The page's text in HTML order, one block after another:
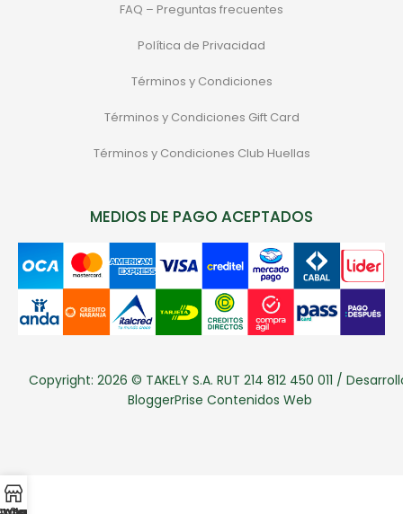
FAQ – Preguntas frecuentes
Política de Privacidad
Términos y Condiciones
Términos y Condiciones Gift Card
Términos y Condiciones Club Huellas
MEDIOS DE PAGO ACEPTADOS
Copyright: 2026 © TAKELY S.A. RUT 214 812 450 011 /
BloggerPrise Contenidos Web